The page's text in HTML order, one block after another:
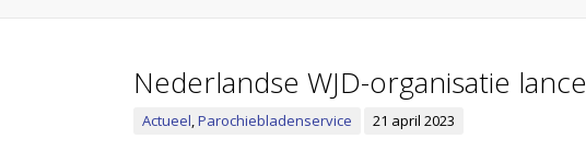
Nederlandse WJD-organisatie
Actueel,Parochiebladenservice 21 april 2023